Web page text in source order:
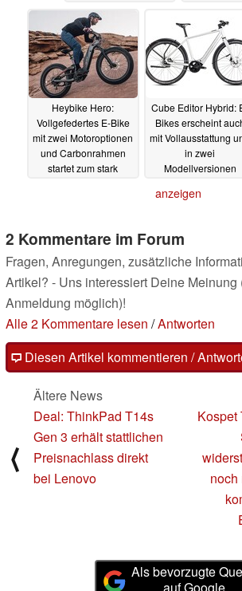
27.11.2024
Heybike Hero:
Vollgefedertes E-Bike
mit zwei Motoroptionen
und Carbonrahmen
startet zum stark
Cube Editor Hybrid:
Bikes erscheint
mit Vollausstattung
in zwei
Modellversionen
anzeigen
2 Kommentare im Forum
Fragen, Anregungen, zusätzliche
Artikel? - Uns interessiert Deine Meinung
Anmeldung möglich)!
Alle 2 Kommentare lesen /Antworten
Diesen Artikel kommentieren /
⟨
Ältere News
Deal: ThinkPad T14s
Gen 3 erhält stattlichen
Preisnachlass direkt
bei Lenovo
Kospet
noch
Als bevorzugte